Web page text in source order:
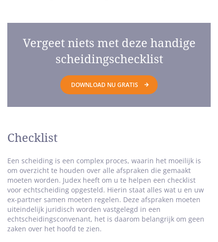
Vergeet niets met deze handige
scheidingschecklist
DOWNLOAD NU GRATIS
Checklist
Een scheiding is een complex proces, waarin het moeilijk is
om overzicht te houden over alle afspraken die gemaakt
moeten worden. Judex heeft om u te helpen een checklist
voor echtscheiding opgesteld. Hierin staat alles wat u en uw
ex-partner samen moeten regelen. Deze afspraken moeten
uiteindelijk juridisch worden vastgelegd in een
echtscheidingsconvenant, het is daarom belangrijk om geen
zaken over het hoofd te zien.